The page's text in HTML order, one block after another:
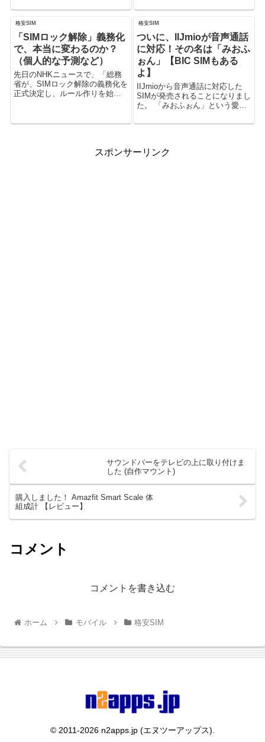
必要になるので、あまり電話が
かかってこない方は、以下の記
事にある方法の方が安価で良い
かもしれま...
愛顧感謝キャンペーン」と題し
て、音声通話付きプランの割引
（税抜300円）を行うようです。
I...
格安SIM
「SIMロック解除」義務化
で、本当に変わるのか？
（個人的な予測など）
先日のNHKニュースで、「総務
省が、SIMロック解除の義務化を
正式決定し、ルール作りを始め
ことで、「携帯の月額料金が安
格安SIM
ついに、IIJmioが音声通話
に対応！その名は「みおふ
ぉん」【BIC SIMもある
よ】
IIJmioから音声通話に対応した
SIMが発売されることになりまし
た。 「みおふぉん」という愛
は依然強い」：IIJ、音声通話に
スポンサーリンク
サウンドバーをテレビの上に取り付けま
した (自作マウント)
購入しました！ Amazfit Smart Scale 体
組成計 【レビュー】
コメント
コメントを書き込む
ホーム モバイル 格安SIM
© 2011-2026 n2apps.jp (エヌツーアップス).